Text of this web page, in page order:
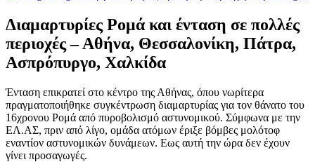
Διαμαρτυρίες Ρομά και ένταση σε πολλές
περιοχές – Αθήνα, Θεσσαλονίκη, Πάτρα,
Ασπρόπυργο, Χαλκίδα
Ένταση επικρατεί στο κέντρο της Αθήνας, όπου νωρίτερα
πραγματοποιήθηκε συγκέντρωση διαμαρτυρίας για τον θάνατο του
16χρονου Ρομά από πυροβολισμό αστυνομικού. Σύμφωνα με την
ΕΛ.ΑΣ, πριν από λίγο, ομάδα ατόμων έριξε βόμβες μολότοφ
εναντίον αστυνομικών δυνάμεων. Εως αυτή την ώρα δεν έχουν
γίνει προσαγωγές.